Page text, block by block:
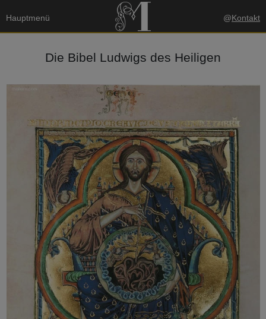
Hauptmenü @Kontakt
Die Bibel Ludwigs des Heiligen